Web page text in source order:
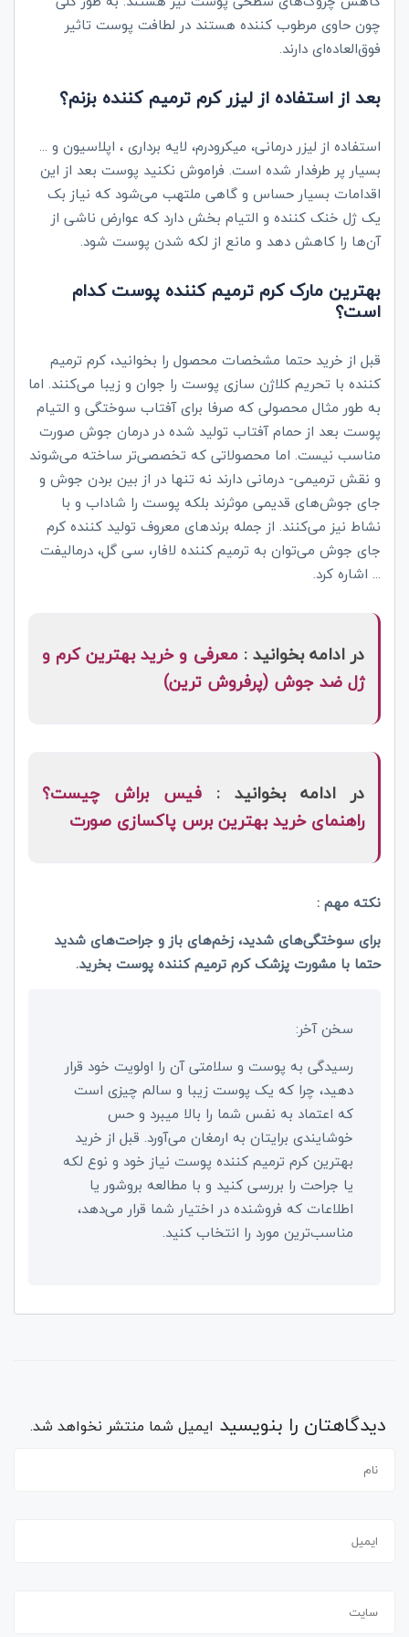
چون حاوی مرطوب کننده هستند در لطافت پوست تاثیر
فوق‌العاده‌ای دارند.
بعد از استفاده از لیزر کرم ترمیم کننده بزنم؟
استفاده از لیزر درمانی، میکرودرم، لایه برداری ، اپلاسیون و ...
بسیار پر طرفدار شده است. فراموش نکنید پوست بعد از این
اقدامات بسیار حساس و گاهی ملتهب می‌شود که نیاز بک
یک ژل خنک کننده و التیام بخش دارد که عوارض ناشی از
آن‌ها را کاهش دهد و مانع از لکه شدن پوست شود.
بهترین مارک کرم ترمیم کننده پوست کدام
است؟
قبل از خرید حتما مشخصات محصول را بخوانید، کرم ترمیم
کننده با تحریم کلاژن سازی پوست را جوان و زیبا می‌کنند. اما
به طور مثال محصولی که صرفا برای آفتاب سوختگی و التیام
پوست بعد از حمام آفتاب تولید شده در درمان جوش صورت
مناسب نیست. اما محصولاتی که تخصصی‌تر ساخته می‌شوند
و نقش ترمیمی- درمانی دارند نه تنها در از بین بردن جوش و
جای جوش‌های قدیمی موثرند بلکه پوست را شاداب و با
نشاط نیز می‌کنند. از جمله برندهای معروف تولید کننده کرم
جای جوش می‌توان به ترمیم کننده لافار، سی گل، درمالیفت
... اشاره کرد.
در ادامه بخوانید :معرفی و خرید بهترین کرم و
ژل ضد جوش (پرفروش ترین)
در ادامه بخوانید : فیس براش چیست؟
راهنمای خرید بهترین برس پاکسازی صورت
نکته مهم :
برای سوختگی‌های شدید، زخم‌های باز و جراحت‌های شدید
حتما با مشورت پزشک کرم ترمیم کننده پوست بخرید.
سخن آخر:
رسیدگی به پوست و سلامتی آن را اولویت خود قرار
دهید، چرا که یک پوست زیبا و سالم چیزی است
که اعتماد به نفس شما را بالا میبرد و حس
خوشایندی برایتان به ارمغان می‌آورد. قبل از خرید
بهترین کرم ترمیم کننده پوست نیاز خود و نوع لکه
یا جراحت را بررسی کنید و با مطالعه بروشور یا
اطلاعات که فروشنده در اختیار شما قرار می‌دهد،
مناسب‌ترین مورد را انتخاب کنید.
دیدگاهتان را بنویسید ایمیل شما منتشر نخواهد شد.